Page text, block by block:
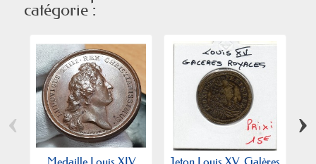
catégorie :
Medaille Louis XIV Jeton Louis XV, Galères
‹ ›